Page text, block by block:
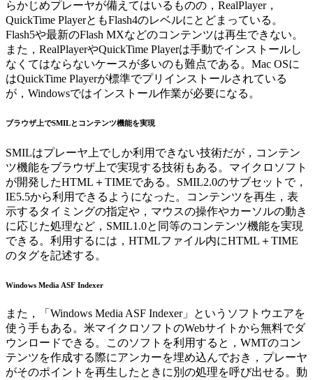
らかじめプレーヤが備えてはいるものの，RealPlayer，
QuickTime PlayerともFlash4のレベルにとどまっている。
Flash5や最新のFlash MXなどのコンテンツは再生できない。
また，RealPlayerやQuickTime Playerは手動でインストールし
なくてはならないケースが多いのも難点である。Mac OSに
はQuickTime Playerが標準でプリインストールされている
が，Windowsではインストール作業が必要になる。
ブラウザ上でSMILとコンテンツ機能を実現
SMILはプレーヤ上でしか利用できない技術だが，コンテン
ツ機能をブラウザ上で実現する技術もある。マイクロソフト
が開発したHTML＋TIMEである。SMIL2.0のサブセットで，
IE5.5から利用できるようになった。コンテンツを再生，表
示するタイミングの指定や，マウスの操作やカーソルの動き
に応じた処理など，SMIL1.0と同等のコンテンツ機能を実現
できる。利用するには，HTMLファイル内にHTML＋TIME
のタグを記述する。
Windows Media ASF Indexer
また，「Windows Media ASF Indexer」というソフトウエアを
使う手もある。米マイクロソフトのWebサイトから無料でダ
ウンロードできる。このソフトを利用すると，WMTのコン
テンツを作成する際にアンカーを埋め込んでおき，プレーヤ
がそのポイントを再生したときに別の処理を呼び出せる。動